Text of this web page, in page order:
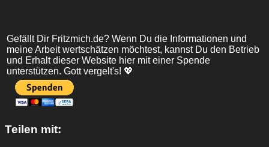
Gefällt Dir Fritzmich.de? Wenn Du die Informationen und
meine Arbeit wertschätzen möchtest, kannst Du den Betrieb
und Erhalt dieser Website hier mit einer Spende
unterstützen. Gott vergelt's! 💖
Teilen mit: